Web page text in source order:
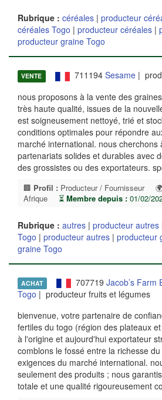
Rubrique : céréales | producteur
céréales Togo | producteur céréales |
producteur graine Togo
VENTE 711194 Sesame|
nous proposons à la vente des
très haute qualité, issues de la
est soigneusement nettoyé, trié et
conditions optimales pour répondre
marché international. nous cherchons
partenariats solides et durables avec
des grossistes ou des exportateurs.
🏢 Profil : Producteur / Fournisseur
Afrique
⏳ Membre depuis : 01/02/
Rubrique : autres | producteur autres
Togo | producteur autres | producteur
graine Togo
ACHAT 707719 Jacob’s Farm
Togo | producteur fruits et légumes
bienvenue, votre partenaire de
fertiles du togo (région des plateaux
à l'origine et aujourd'hui exportateur
comblons le fossé entre la richesse
exigences du marché international.
seulement des produits ; nous
totale et une qualité rigoureusement co